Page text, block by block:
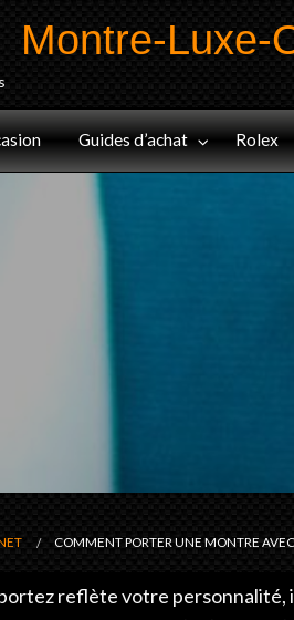
Jaeger-
LeCoultre
Panerai
Montre-Luxe-
Guides d’achat Rolex
COMMENT PORTER UNE MONTRE
reflète votre personnalité,